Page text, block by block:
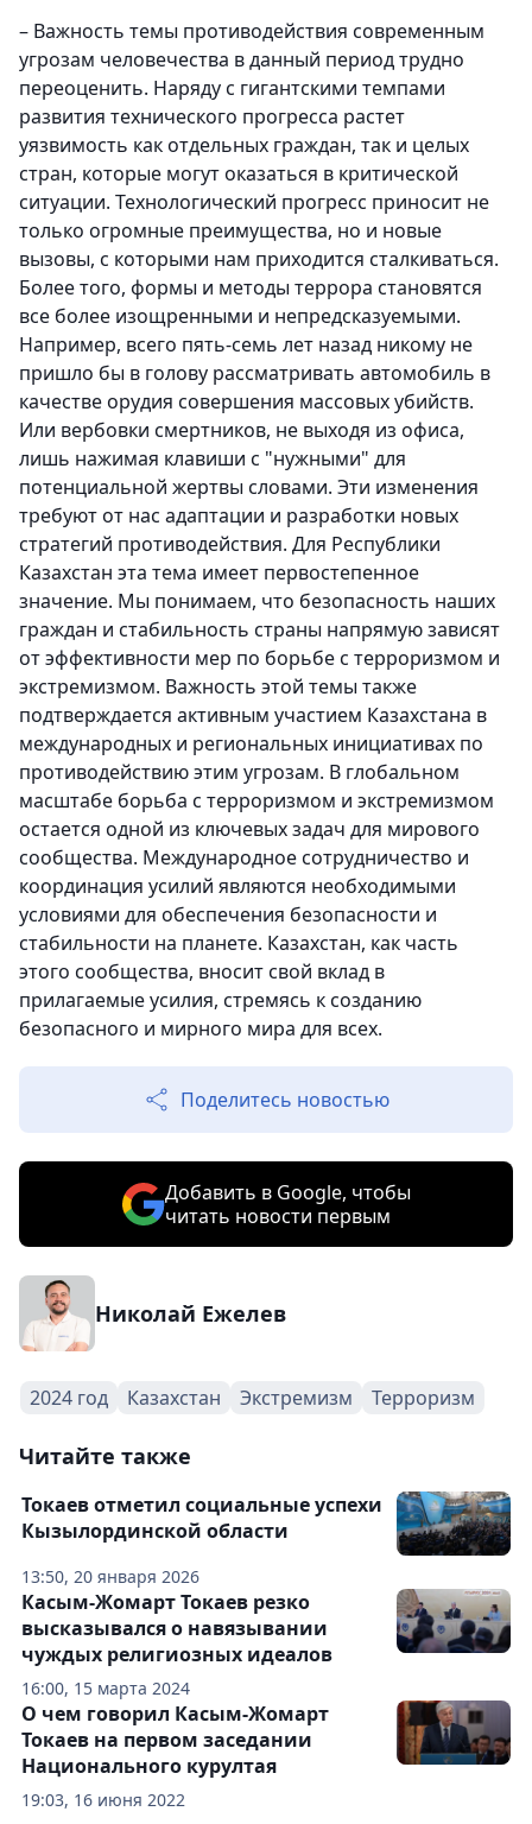
– Важность темы противодействия современным
угрозам человечества в данный период трудно
переоценить. Наряду с гигантскими темпами
развития технического прогресса растет
уязвимость как отдельных граждан, так и целых
стран, которые могут оказаться в критической
ситуации. Технологический прогресс приносит не
только огромные преимущества, но и новые
вызовы, с которыми нам приходится сталкиваться.
Более того, формы и методы террора становятся
все более изощренными и непредсказуемыми.
Например, всего пять-семь лет назад никому не
пришло бы в голову рассматривать автомобиль в
качестве орудия совершения массовых убийств.
Или вербовки смертников, не выходя из офиса,
лишь нажимая клавиши с "нужными" для
потенциальной жертвы словами. Эти изменения
требуют от нас адаптации и разработки новых
стратегий противодействия. Для Республики
Казахстан эта тема имеет первостепенное
значение. Мы понимаем, что безопасность наших
граждан и стабильность страны напрямую зависят
от эффективности мер по борьбе с терроризмом и
экстремизмом. Важность этой темы также
подтверждается активным участием Казахстана в
международных и региональных инициативах по
противодействию этим угрозам. В глобальном
масштабе борьба с терроризмом и экстремизмом
остается одной из ключевых задач для мирового
сообщества. Международное сотрудничество и
координация усилий являются необходимыми
условиями для обеспечения безопасности и
стабильности на планете. Казахстан, как часть
этого сообщества, вносит свой вклад в
прилагаемые усилия, стремясь к созданию
безопасного и мирного мира для всех.
Поделитесь новостью
Добавить в Google, чтобы
читать новости первым
Николай Ежелев
2024 год Казахстан Экстремизм Терроризм
Читайте также
13:50, 20 января 2026
Токаев отметил социальные успехи
Кызылординской области
16:00, 15 марта 2024
Касым-Жомарт Токаев резко
высказывался о навязывании
чуждых религиозных идеалов
19:03, 16 июня 2022
О чем говорил Касым-Жомарт
Токаев на первом заседании
Национального курултая